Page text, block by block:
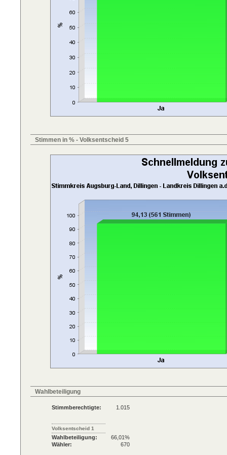
Stimmen in % - Volksentscheid 5
Wahlbeteiligung
Stimmberechtigte: 1.015
Volksentscheid 1
Wahlbeteiligung:
66,01%
Wähler:
670